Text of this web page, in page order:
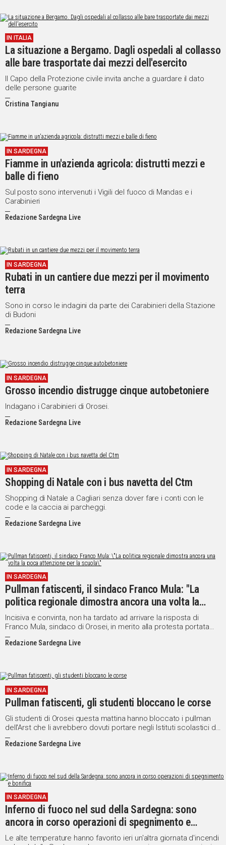
IN ITALIA
La situazione a Bergamo. Dagli ospedali al collasso
alle bare trasportate dai mezzi dell'esercito
Il Capo della Protezione civile invita anche a guardare il dato
delle persone guarite
Cristina Tangianu
IN SARDEGNA
Fiamme in un'azienda agricola: distrutti mezzi e
balle di fieno
Sul posto sono intervenuti i Vigili del fuoco di Mandas e i
Carabinieri
Redazione Sardegna Live
IN SARDEGNA
Rubati in un cantiere due mezzi per il movimento
terra
Sono in corso le indagini da parte dei Carabinieri della Stazione
di Budoni
Redazione Sardegna Live
IN SARDEGNA
Grosso incendio distrugge cinque autobetoniere
Indagano i Carabinieri di Orosei.
Redazione Sardegna Live
IN SARDEGNA
Shopping di Natale con i bus navetta del Ctm
Shopping di Natale a Cagliari senza dover fare i conti con le
code e la caccia ai parcheggi.
Redazione Sardegna Live
IN SARDEGNA
Pullman fatiscenti, il sindaco Franco Mula: "La
politica regionale dimostra ancora una volta la
poca attenzione per la scuola"
Incisiva e convinta, non ha tardato ad arrivare la risposta di
Franco Mula, sindaco di Orosei, in merito alla protesta portata
avanti dagli studenti della sua comunità contro la scarsa
manutenzione dei pullman a bordo dei quali i ragazzi viaggano
Redazione Sardegna Live
IN SARDEGNA
Pullman fatiscenti, gli studenti bloccano le corse
Gli studenti di Orosei questa mattina hanno bloccato i pullman
dell'Arst che li avrebbero dovuti portare negli Istituti scolastici di
Nuoro.
Redazione Sardegna Live
IN SARDEGNA
Inferno di fuoco nel sud della Sardegna: sono
ancora in corso operazioni di spegnimento e
bonifica
Le alte temperature hanno favorito ieri un'altra giornata d'incendi